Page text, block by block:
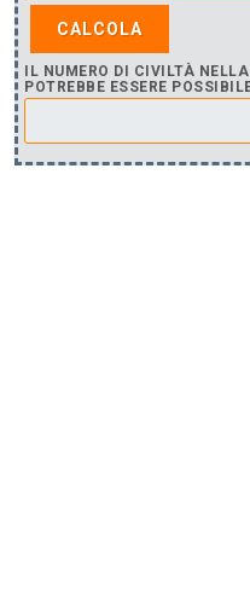
IL NUMERO DI CIVILTÀ
POTREBBE ESSERE